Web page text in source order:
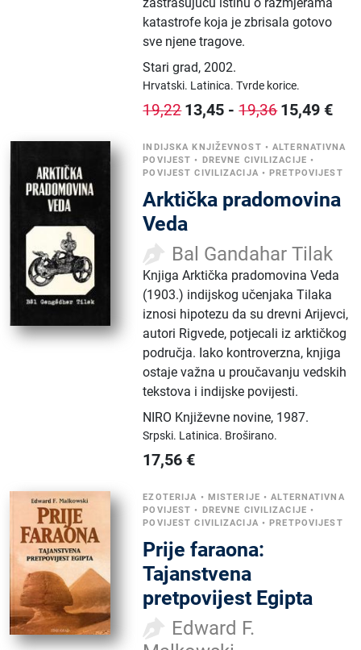
katastrofe koja je zbrisala gotovo
sve njene tragove.
Stari grad,2002.
Hrvatski. Latinica.Tvrde korice.
19,22 13,45 -19,36 15,49 €
INDIJSKA KNJIŽEVNOST •ALTERNATIVNA
POVIJEST • DREVNE CIVILIZACIJE •
POVIJEST CIVILIZACIJA •PRETPOVIJEST
Arktička pradomovina
Veda
Bal Gandahar Tilak
Knjiga Arktička pradomovina Veda
(1903.) indijskog učenjaka Tilaka
iznosi hipotezu da su drevni Arijevci,
autori Rigvede, potjecali iz arktičkog
područja. Iako kontroverzna, knjiga
ostaje važna u proučavanju vedskih
tekstova i indijske povijesti.
NIRO Književne novine, 1987.
Srpski. Latinica. Broširano.
17,56 €
EZOTERIJA • MISTERIJE •ALTERNATIVNA
POVIJEST • DREVNE CIVILIZACIJE •
POVIJEST CIVILIZACIJA •PRETPOVIJEST
Prije faraona:
Tajanstvena
pretpovijest Egipta
Edward F.